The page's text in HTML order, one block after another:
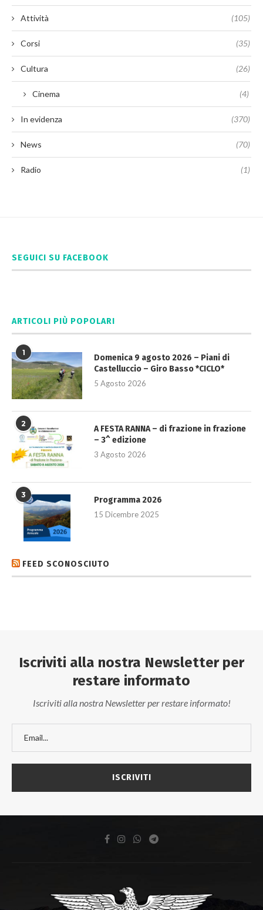
Attività (105)
Corsi (35)
Cultura (26)
Cinema (4)
In evidenza (370)
News (70)
Radio (1)
SEGUICI SU FACEBOOK
ARTICOLI PIÙ POPOLARI
1
Domenica 9 agosto 2026 – Piani di
Castelluccio – Giro Basso *CICLO*
5 Agosto 2026
2
A FESTA RANNA – di frazione in frazione
– 3^ edizione
3 Agosto 2026
3
Programma 2026
15 Dicembre 2025
FEED SCONOSCIUTO
Iscriviti alla nostra Newsletter per
restare informato
Iscriviti alla nostra Newsletter per restare informato!